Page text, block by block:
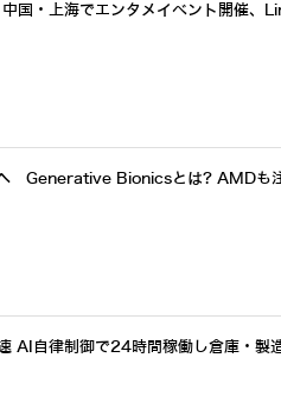
・上海でエンタメイベント開催、
へ Generative Bionicsとは? AMDも
AI自律制御で24時間稼働し倉庫・製